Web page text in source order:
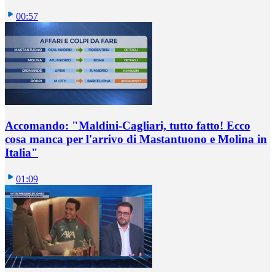
00:57
Accomando: "Maldini-Cagliari, tutto fatto! Ecco
cosa manca per l'arrivo di Mastantuono e Molina in
Italia"
01:09